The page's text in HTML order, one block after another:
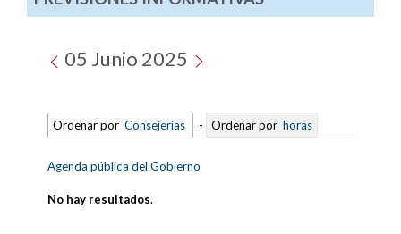
05 Junio 2025
Ordenar por Consejerías - Ordenar por horas
Agenda pública del Gobierno
No hay resultados.